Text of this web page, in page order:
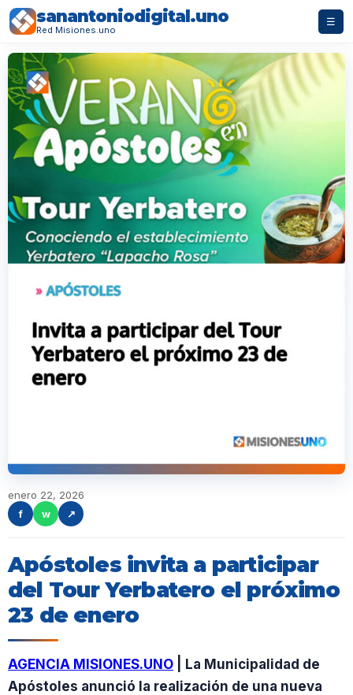
sanantoniodigital.uno
Red Misiones.uno
☰
enero 22, 2026
f
w ↗
Apóstoles invita a participar
del Tour Yerbatero el próximo
23 de enero
AGENCIA MISIONES.UNO | La Municipalidad de
Apóstoles anunció la realización de una nueva